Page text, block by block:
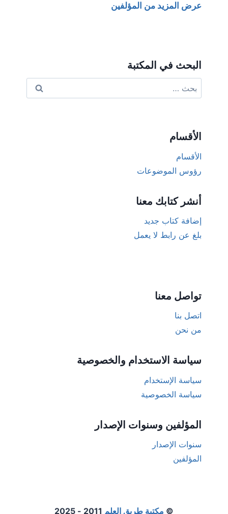
عرض المزيد من المؤلفين
البحث في المكتبة
عن:
الأقسام
الأقسام
رؤوس الموضوعات
أنشر كتابك معنا
إضافة كتاب جديد
بلغ عن رابط لا يعمل
تواصل معنا
اتصل بنا
من نحن
سياسة الاستخدام والخصوصية
سياسة الإستخدام
سياسة الخصوصية
المؤلفين وسنوات الإصدار
سنوات الإصدار
المؤلفين
© مكتبة طريق العلم